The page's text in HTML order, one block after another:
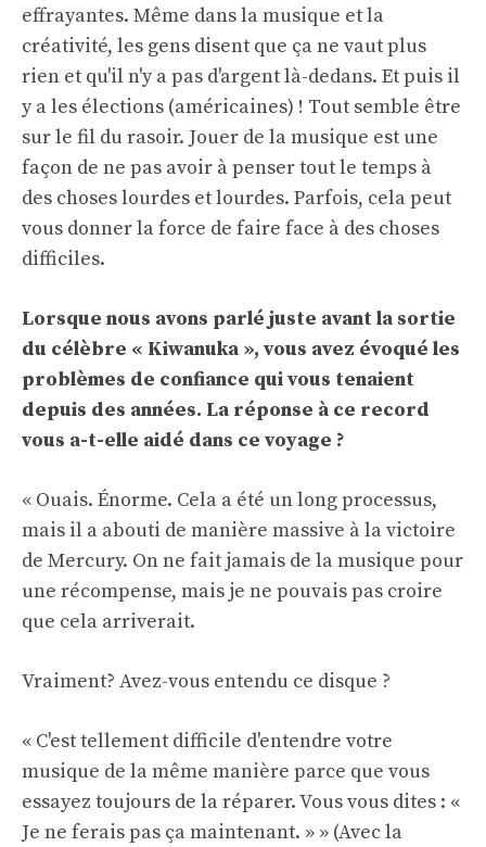
effrayantes. Même dans la musique et la
créativité, les gens disent que ça ne vaut plus
rien et qu'il n'y a pas d'argent là-dedans. Et puis il
y a les élections (américaines) ! Tout semble être
sur le fil du rasoir. Jouer de la musique est une
façon de ne pas avoir à penser tout le temps à
des choses lourdes et lourdes. Parfois, cela peut
vous donner la force de faire face à des choses
difficiles.
Lorsque nous avons parlé juste avant la sortie
du célèbre « Kiwanuka », vous avez évoqué les
problèmes de confiance qui vous tenaient
depuis des années. La réponse à ce record
vous a-t-elle aidé dans ce voyage ?
« Ouais. Énorme. Cela a été un long processus,
mais il a abouti de manière massive à la victoire
de Mercury. On ne fait jamais de la musique pour
une récompense, mais je ne pouvais pas croire
que cela arriverait.
Vraiment? Avez-vous entendu ce disque ?
« C'est tellement difficile d'entendre votre
musique de la même manière parce que vous
essayez toujours de la réparer. Vous vous dites : «
Je ne ferais pas ça maintenant. » » (Avec la